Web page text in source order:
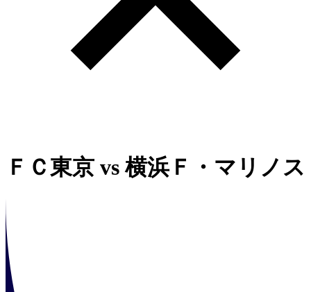
ＦＣ東京 vs横浜Ｆ・マリノス